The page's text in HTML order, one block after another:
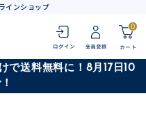
インショップ
0
で送料無料に！8月17日10